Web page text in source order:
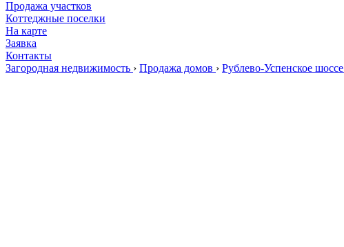
Продажа участков
Коттеджные поселки
На карте
Заявка
Контакты
Загородная недвижимость › Продажа домов › Рублево-Успенское шоссе